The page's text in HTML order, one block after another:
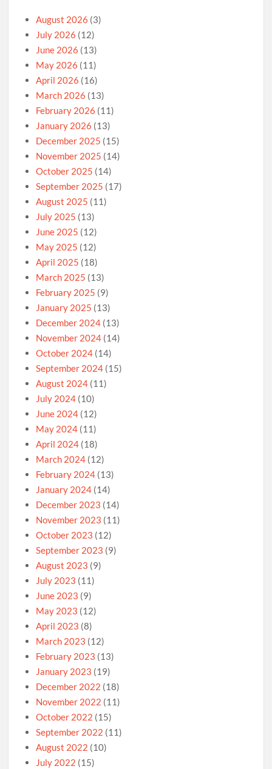
August 2026 (3)
July 2026 (12)
June 2026 (13)
May 2026 (11)
April 2026 (16)
March 2026 (13)
February 2026 (11)
January 2026 (13)
December 2025 (15)
November 2025 (14)
October 2025 (14)
September 2025 (17)
August 2025 (11)
July 2025 (13)
June 2025 (12)
May 2025 (12)
April 2025 (18)
March 2025 (13)
February 2025 (9)
January 2025 (13)
December 2024 (13)
November 2024 (14)
October 2024 (14)
September 2024 (15)
August 2024 (11)
July 2024 (10)
June 2024 (12)
May 2024 (11)
April 2024 (18)
March 2024 (12)
February 2024 (13)
January 2024 (14)
December 2023 (14)
November 2023 (11)
October 2023 (12)
September 2023 (9)
August 2023 (9)
July 2023 (11)
June 2023 (9)
May 2023 (12)
April 2023 (8)
March 2023 (12)
February 2023 (13)
January 2023 (19)
December 2022 (18)
November 2022 (11)
October 2022 (15)
September 2022 (11)
August 2022 (10)
July 2022 (15)